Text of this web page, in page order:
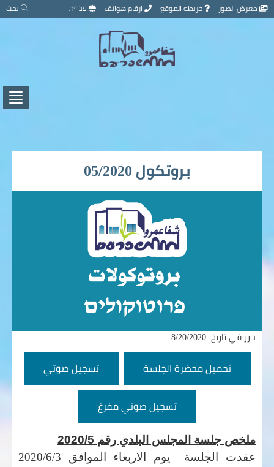
تخطي
إلى
محتوى
الصفحة
معرض الصور خريطه الموقع ارقام هواتف עברית بحث
لفتح
بروتكول 05/2020
حرر في تاريخ :8/20/2020
تحميل محضرة الجلسة تسجيل صوتي
تسجيل صوتي مفرغ
ملخص جلسة المجلس البلدي رقم 2020/5
عقدت الجلسة يوم الاربعاء الموافق 2020/6/3